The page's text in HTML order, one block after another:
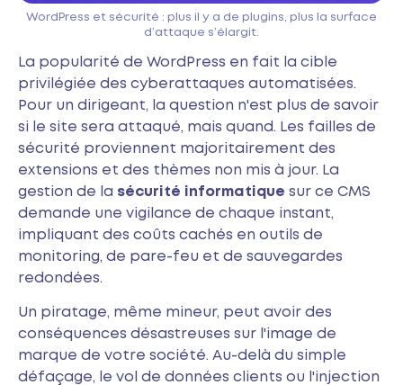
WordPress et sécurité : plus il y a de plugins, plus la surface
d’attaque s’élargit.
La popularité de WordPress en fait la cible
privilégiée des cyberattaques automatisées.
Pour un dirigeant, la question n'est plus de savoir
si le site sera attaqué, mais quand. Les failles de
sécurité proviennent majoritairement des
extensions et des thèmes non mis à jour. La
gestion de la sécurité informatique sur ce CMS
demande une vigilance de chaque instant,
impliquant des coûts cachés en outils de
monitoring, de pare-feu et de sauvegardes
redondées.
Un piratage, même mineur, peut avoir des
conséquences désastreuses sur l'image de
marque de votre société. Au-delà du simple
défaçage, le vol de données clients ou l'injection